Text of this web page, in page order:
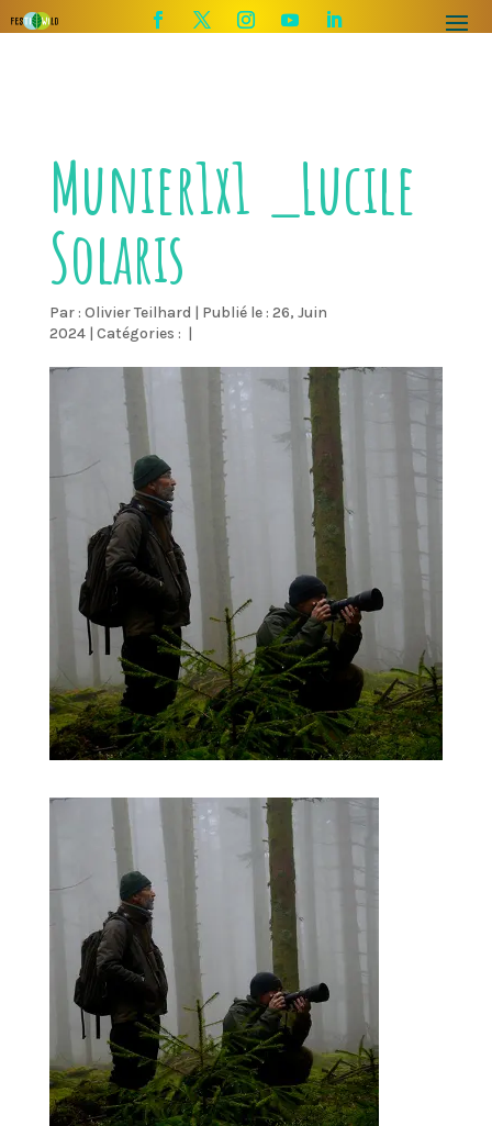
Munier1x1 _Lucile
Solaris
Par : Olivier Teilhard | Publié le : 26, Juin
2024 | Catégories : |